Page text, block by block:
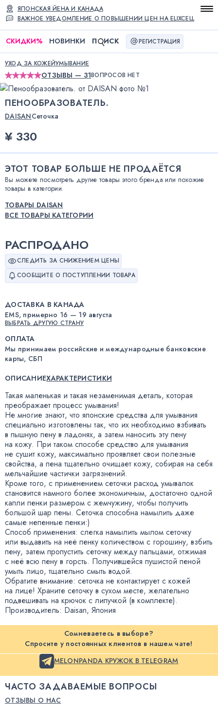
ВАЖНОЕ УВЕДОМЛЕНИЕ О ПОВЫШЕНИИ ЦЕН НА ELIXCELL
ЯПОНСКАЯ ЙЕНА И КАНАДА
СКИДКИ% НОВИНКИ П ИСК РЕГИСТРАЦИЯ
УХОД ЗА КОЖЕЙУМЫВАНИЕ
ОТЗЫВЫ — 31ВОПРОСОВ НЕТ
ПЕНООБРАЗОВАТЕЛЬ.
DAISANСеточка
¥ 330
ЭТОТ ТОВАР БОЛЬШЕ НЕ ПРОДАЁТСЯ
Вы можете посмотреть другие товары этого бренда или похожие
товары в категории.
ТОВАРЫ DAISAN
ВСЕ ТОВАРЫ КАТЕГОРИИ
РАСПРОДАНО
СЛЕДИТЬ ЗА СНИЖЕНИЕМ ЦЕНЫ
СООБЩИТЕ О ПОСТУПЛЕНИИ ТОВАРА
ДОСТАВКА В КАНАДА
EMS, примерно 16 — 19 августа
ВЫБРАТЬ ДРУГУЮ СТРАНУ
ОПЛАТА
Мы принимаем российские и международные банковские
карты, СБП
ОПИСАНИЕХАРАКТЕРИСТИКИ
Такая маленькая и такая незаменимая деталь, которая
преображает процесс умывания!
Не многие знают, что японские средства для умывания
специально изготовлены так, что их необходимо взбивать
в пышную пену в ладонях, а затем наносить эту пену
на кожу. При таком способе средство для умывания
не сушит кожу, максимально проявляет свои полезные
свойства, а пена тщательно очищает кожу, собирая на себя
мельчайшие частички загрязнений.
Кроме того, с применением сеточки расход умывалок
становится намного более экономичным, достаточно одной
капли пенки размером с жемчужину, чтобы получить
большой шар пены. Сеточка способна намылить даже
самые непенные пенки:)
Способ применения: слегка намылить мылом сеточку
или выдавить на неё пенку количеством с горошину, взбить
пену, затем пропустить сеточку между пальцами, отжимая
с неё всю пену в горсть. Получившейся пушистой пеной
умыть лицо, тщательно смыть водой.
Обратите внимание: сеточка не контактирует с кожей
на лице! Храните сеточку в сухом месте, желательно
подвешивать на крючок с липучкой (в комплекте).
Производитель: Daisan, Япония
Сомневаетесь в выборе?
Спросите у постоянных клиентов в нашем чате!
MELONPANDA КРУЖОК В TELEGRAM
ЧАСТО ЗАДАВАЕМЫЕ ВОПРОСЫ
ОТЗЫВЫ О НАС